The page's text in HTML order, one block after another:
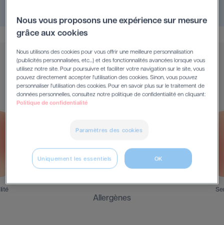
Les symptômes
Allergènes
Nous vous proposons une expérience sur mesure
grâce aux cookies
Nous utilisons des cookies pour vous offrir une meilleure personnalisation
(publicités personnalisées, etc...) et des fonctionnalités avancées lorsque vous
utilisez notre site. Pour poursuivre et faciliter votre navigation sur le site, vous
pouvez directement accepter l'utilisation des cookies. Sinon, vous pouvez
personnaliser l'utilisation des cookies. Pour en savoir plus sur le traitement de
données personnelles, consultez notre politique de confidentialité en cliquant:
Politique de confidentialité
Paramètres des cookies
Uniquement les essentiels OK